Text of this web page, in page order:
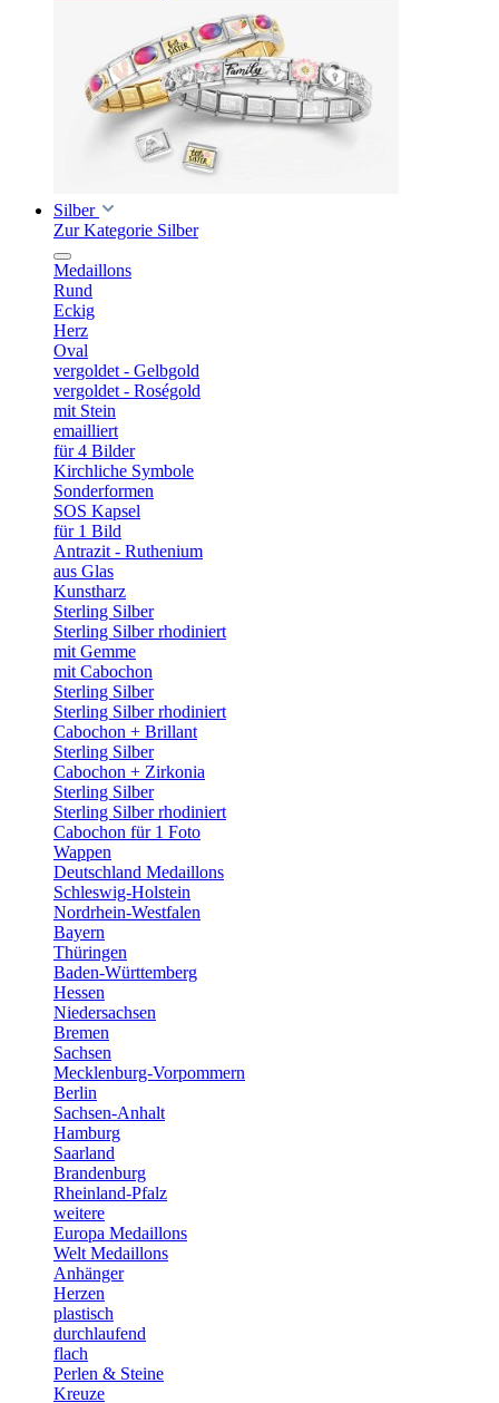
Silber
Zur Kategorie Silber
Medaillons
Rund
Eckig
Herz
Oval
vergoldet - Gelbgold
vergoldet - Roségold
mit Stein
emailliert
für 4 Bilder
Kirchliche Symbole
Sonderformen
SOS Kapsel
für 1 Bild
Antrazit - Ruthenium
aus Glas
Kunstharz
Sterling Silber
Sterling Silber rhodiniert
mit Gemme
mit Cabochon
Sterling Silber
Sterling Silber rhodiniert
Cabochon + Brillant
Sterling Silber
Cabochon + Zirkonia
Sterling Silber
Sterling Silber rhodiniert
Cabochon für 1 Foto
Wappen
Deutschland Medaillons
Schleswig-Holstein
Nordrhein-Westfalen
Bayern
Thüringen
Baden-Württemberg
Hessen
Niedersachsen
Bremen
Sachsen
Mecklenburg-Vorpommern
Berlin
Sachsen-Anhalt
Hamburg
Saarland
Brandenburg
Rheinland-Pfalz
weitere
Europa Medaillons
Welt Medaillons
Anhänger
Herzen
plastisch
durchlaufend
flach
Perlen & Steine
Kreuze